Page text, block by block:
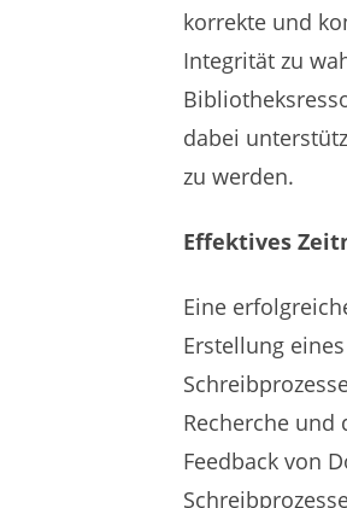
korrekte und
Integrität zu
dabei
zu werden.
Effektives
Eine
Erstellung
Recherche und
Feedback von